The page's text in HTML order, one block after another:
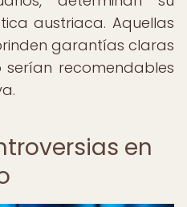
austriaca. Aquellas
garantías claras
recomendables
en